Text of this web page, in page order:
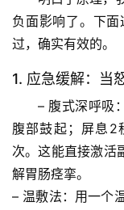
负面影响了。下
过，确实有效的。
1. 应急缓解：当
– 腹式深呼吸
腹部鼓起；屏息2
次。这能直接激活
解胃肠痉挛。
– 温敷法 ：用一个